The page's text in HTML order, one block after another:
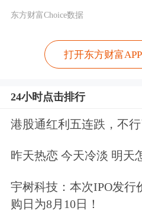
现“稳中有增、结构
2026年铜价将维持
迟印尼项目复产进度
至2027年产量指引
2026年产量预期已
的扩大化。预计近期
东方财富Choice数据
打开东方财富
24小时点击排行
港股通红利五连跌，不行
昨天热恋 今天冷淡 明天
宇树科技：本次IPO发行
购日为8月10日！